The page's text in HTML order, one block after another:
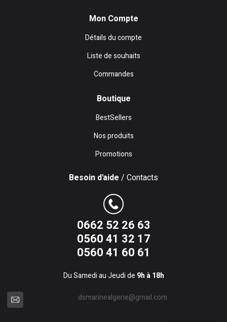
Mon Compte
Détails du compte
Liste de souhaits
Commandes
Boutique
BestSellers
Nos produits
Promotions
Besoin d'aide / Contacts
0662 52 26 63
0560 41 32 17
0560 41 60 61
Du Samedi au Jeudi de 9h à 18h
dsmarinealgerie@gmail.com